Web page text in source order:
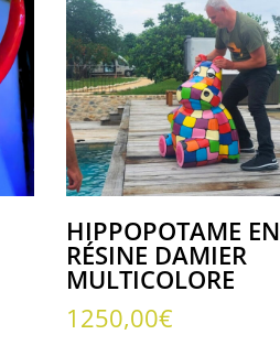
HIPPOPOTAME EN
RÉSINE DAMIER
MULTICOLORE
1250,00€